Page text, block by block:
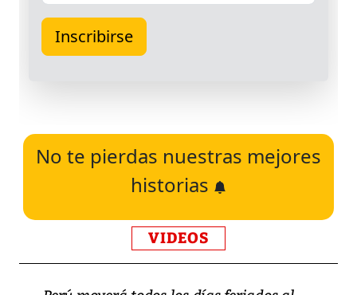
No te pierdas nuestras mejores
historias
VIDEOS